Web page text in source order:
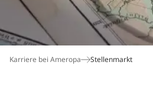
06172 109-777
Montag bis Freitag: 9 bis
Karriere bei Ameropa Stellenmarkt